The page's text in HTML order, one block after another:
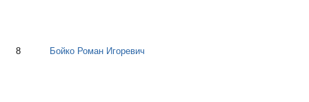
8 Бойко Роман Игоревич